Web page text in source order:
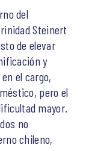
del
Steinert
de elevar
y
el cargo,
pero el
mayor.
no
chileno,